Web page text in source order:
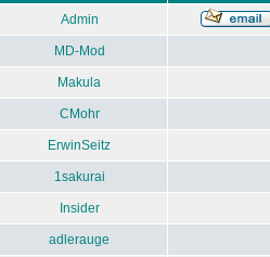
Admin
MD-Mod
Makula
CMohr
ErwinSeitz
1sakurai
Insider
adlerauge